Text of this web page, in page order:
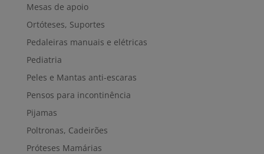
Mesas de apoio
Ortóteses, Suportes
Pedaleiras manuais e elétricas
Pediatria
Peles e Mantas anti-escaras
Pensos para incontinência
Pijamas
Poltronas, Cadeirões
Próteses Mamárias